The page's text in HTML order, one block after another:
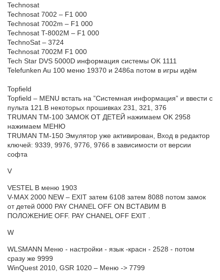
Technosat
Technosat 7002 – F1 000
Technosat 7002m – F1 000
Technosat T-8002M – F1 000
TechnoSat – 3724
Technosat 7002M F1 000
Tech Star DVS 5000D информация системы OK 1111
Telefunken Au 100 меню 19370 и 2486а потом в игры идём
Topfield
Topfield – MENU встать на ”Системная информация” и ввести с
пульта 121.В некоторых прошивках 231, 321, 376
TRUMAN TM-100 ЗАМОК ОТ ДЕТЕЙ нажимаем OK 2958
нажимаем МЕНЮ
TRUMAN TM-150 Эмулятор уже активирован, Вход в редактор
ключей: 9339, 9976, 9776, 9766 в зависимости от версии
софта
V
VESTEL В меню 1903
V-MAX 2000 NEW – EXIT затем 6108 затем 8088 потом замок
от детей 0000 PAY CHANEL OFF ON ВСТАВИМ В
ПОЛОЖЕНИЕ OFF. PAY CHANEL OFF EXIT .
W
WLSMANN Меню - настройки - язык -красн - 2528 - потом
сразу же 9999
WinQuest 2010, GSR 1020 – Меню -> 7799